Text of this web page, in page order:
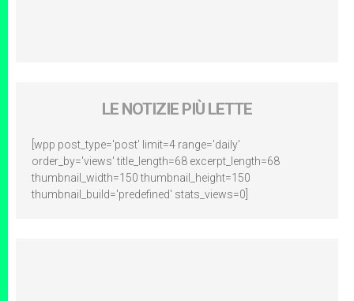
LE NOTIZIE PIÙ LETTE
[wpp post_type='post' limit=4 range='daily'
order_by='views' title_length=68 excerpt_length=68
thumbnail_width=150 thumbnail_height=150
thumbnail_build='predefined' stats_views=0]